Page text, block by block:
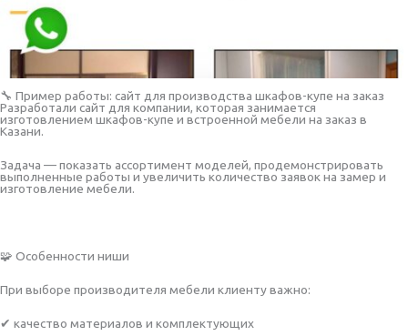
🔧 Пример работы: сайт для производства шкафов-купе на заказ
Разработали сайт для компании, которая занимается
изготовлением шкафов-купе и встроенной мебели на заказ в
Казани.
Задача — показать ассортимент моделей, продемонстрировать
выполненные работы и увеличить количество заявок на замер и
изготовление мебели.
🧩 Особенности ниши
При выборе производителя мебели клиенту важно:
✔ качество материалов и комплектующих